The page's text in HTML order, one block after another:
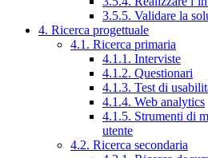
3.5.5. Validare la
4. Ricerca progettuale
4.1. Ricerca primaria
4.1.1. Interviste
4.1.2. Questionari
4.1.3. Test di
4.1.4. Web analytics
4.1.5. Strumenti di
utente
4.2. Ricerca secondaria